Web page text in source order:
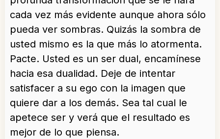
cada vez más evidente aunque ahora sólo
pueda ver sombras. Quizás la sombra de
usted mismo es la que más lo atormenta.
Pacte. Usted es un ser dual, encamínese
hacia esa dualidad. Deje de intentar
satisfacer a su ego con la imagen que
quiere dar a los demás. Sea tal cual le
apetece ser y verá que el resultado es
mejor de lo que piensa.